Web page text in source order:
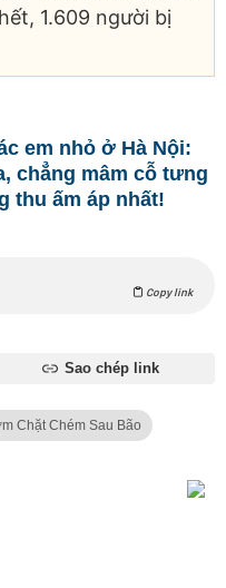
1.609 người bị
em nhỏ ở Hà Nội:
chẳng mâm cỗ tưng
thu ấm áp nhất!
Copy link
Sao chép link
Chặt Chém Sau Bão